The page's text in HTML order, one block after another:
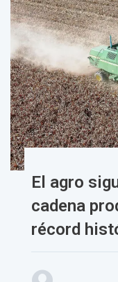
El agro
cadena
récord